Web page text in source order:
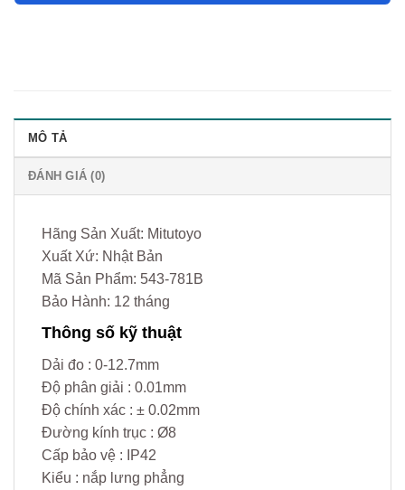
MÔ TẢ
ĐÁNH GIÁ (0)
Hãng Sản Xuất: Mitutoyo
Xuất Xứ: Nhật Bản
Mã Sản Phẩm: 543-781B
Bảo Hành: 12 tháng
Thông số kỹ thuật
Dải đo : 0-12.7mm
Độ phân giải : 0.01mm
Độ chính xác : ± 0.02mm
Đường kính trục : Ø8
Cấp bảo vệ : IP42
Kiểu : nắp lưng phẳng